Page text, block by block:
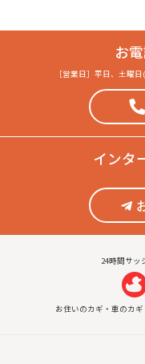
お
［営業日］ 平日、土曜
インタ
24時間サッ
お住いのカギ・車のカ